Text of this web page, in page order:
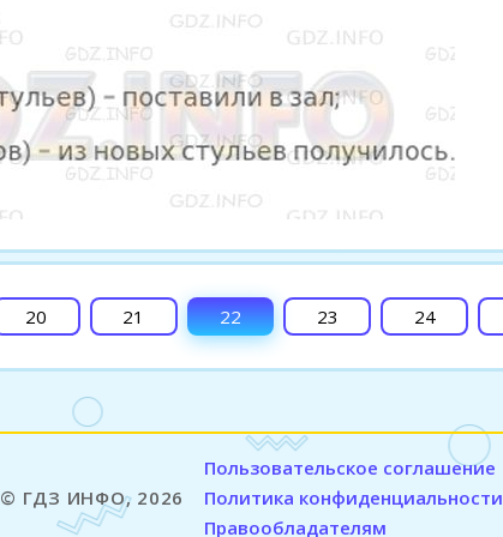
20 21 22 23 24
© ГДЗ ИНФО, 2026
Пользовательское соглашение
Политика конфиденциальности
Правообладателям